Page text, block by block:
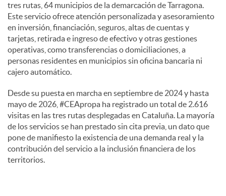
tres rutas, 64 municipios de la demarcación de Tarragona.
Este servicio ofrece atención personalizada y asesoramiento
en inversión, financiación, seguros, altas de cuentas y
tarjetas, retirada e ingreso de efectivo y otras gestiones
operativas, como transferencias o domiciliaciones, a
personas residentes en municipios sin oficina bancaria ni
cajero automático.
Desde su puesta en marcha en septiembre de 2024 y hasta
mayo de 2026, #CEApropa ha registrado un total de 2.616
visitas en las tres rutas desplegadas en Cataluña. La mayoría
de los servicios se han prestado sin cita previa, un dato que
pone de manifiesto la existencia de una demanda real y la
contribución del servicio a la inclusión financiera de los
territorios.